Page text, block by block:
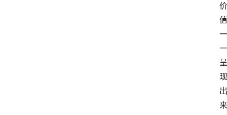
价
值
一
一
呈
现
出
来